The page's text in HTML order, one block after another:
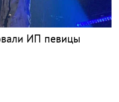
ИП певицы